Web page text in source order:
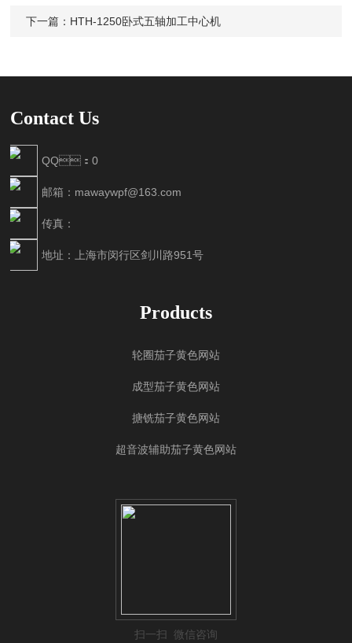
下一篇： HTH-1250卧式五轴加工中心机
Contact Us
QQ：0
邮箱：mawaywpf@163.com
传真：
地址：上海市闵行区剑川路951号
Products
轮圈茄子黄色网站
成型茄子黄色网站
搪铣茄子黄色网站
超音波辅助茄子黄色网站
扫一扫 微信咨询